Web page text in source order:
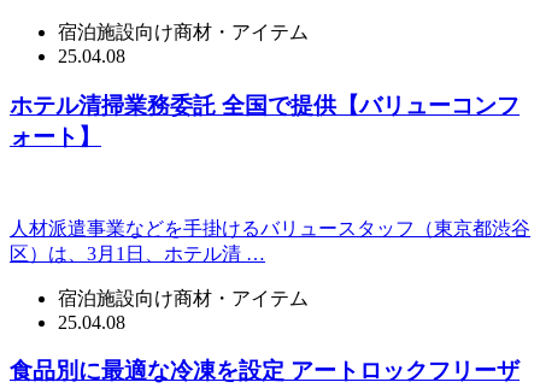
宿泊施設向け商材・アイテム
25.04.08
ホテル清掃業務委託 全国で提供【バリューコンフ
ォート】
人材派遣事業などを手掛けるバリュースタッフ（東京都渋谷
区）は、3月1日、ホテル清 …
宿泊施設向け商材・アイテム
25.04.08
食品別に最適な冷凍を設定 アートロックフリーザ